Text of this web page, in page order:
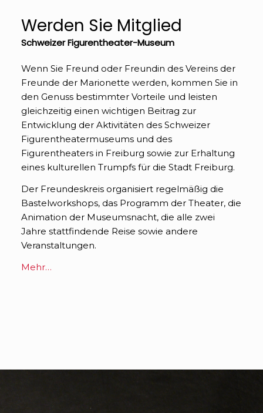
Werden Sie Mitglied
Schweizer Figurentheater-Museum
Wenn Sie Freund oder Freundin des Vereins der
Freunde der Marionette werden, kommen Sie in
den Genuss bestimmter Vorteile und leisten
gleichzeitig einen wichtigen Beitrag zur
Entwicklung der Aktivitäten des Schweizer
Figurentheatermuseums und des
Figurentheaters in Freiburg sowie zur Erhaltung
eines kulturellen Trumpfs für die Stadt Freiburg.
Der Freundeskreis organisiert regelmäßig die
Bastelworkshops, das Programm der Theater, die
Animation der Museumsnacht, die alle zwei
Jahre stattfindende Reise sowie andere
Veranstaltungen.
Mehr…